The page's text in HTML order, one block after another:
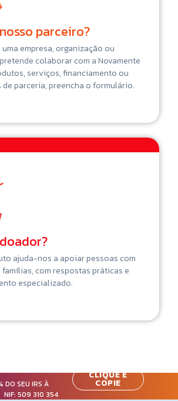
parceiro?
empresa, organização ou
colaborar com a Novamente
serviços, financiamento ou
parceria, preencha o formulário.
ajuda-nos a apoiar pessoas com
famílias, com respostas práticas e
especializado.
DO SEU IRS À
NIF:509 310 354
CLIQUE E
COPIE